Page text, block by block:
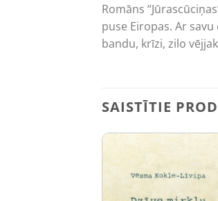
Romāns
puse Eiropas. Ar
bandu, krīzi, zilo
SAISTĪTIE